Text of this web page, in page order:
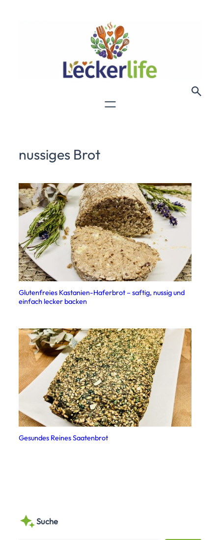
nussiges Brot
Glutenfreies Kastanien-Haferbrot – saftig, nussig und
einfach lecker backen
Gesundes Reines Saatenbrot
Suche